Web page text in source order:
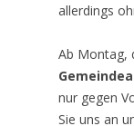
allerdings
Ab Montag,
nur gegen
Sie uns an